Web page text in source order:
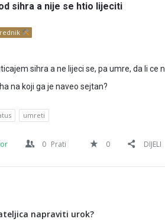
sihra a nije se htio lijeciti
sihra a ne lijeci se, pa umre, da li ce
na koji ga je naveo sejtan?
umreti
0 Prati 0 DIJELI
napraviti urok?